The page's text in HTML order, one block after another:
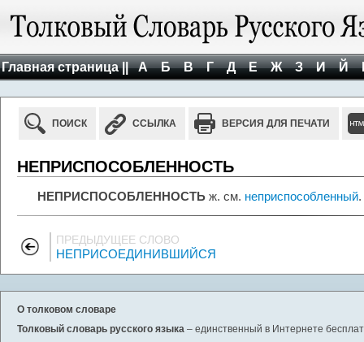
Главная страница || А Б В Г Д Е Ж З И Й
ПОИСК ССЫЛКА ВЕРСИЯ ДЛЯ ПЕЧАТИ
НЕПРИСПОСОБЛЕННОСТЬ
НЕПРИСПОСОБЛЕННОСТЬ ж. см. неприспособленный.
ПРЕДЫДУЩЕЕ СЛОВО
НЕПРИСОЕДИНИВШИЙСЯ
О толковом словаре
Толковый словарь русского языка – единственный в Интернете